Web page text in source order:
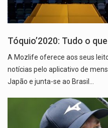
Tóquio’2020: Tudo o
A Mozlife oferece aos seus
notícias pelo aplicativo de
Japão e junta-se ao Brasil…